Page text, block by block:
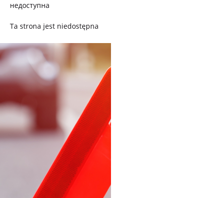
недоступна
Ta strona jest niedostępna
Trang này không có
Esta página não está
disponível
このページは現在利用できま
せん
Pagina non disponibile
هذه الصفحة غير متوفرة